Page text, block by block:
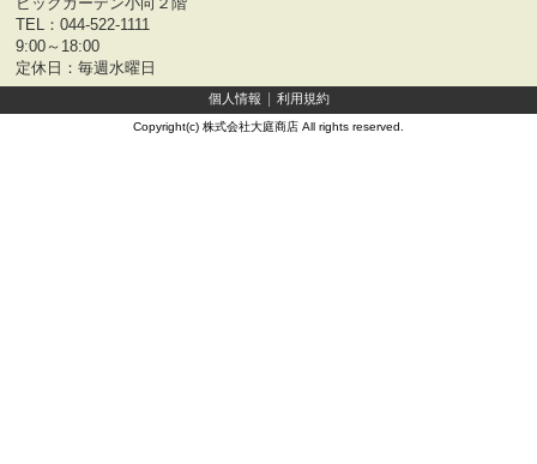
TEL： 044-522-1111
9:00～18:00
定休日：毎週水曜日
個人情報 利用規約
Copyright(c) 株式会社大庭商店 All rights reserved.